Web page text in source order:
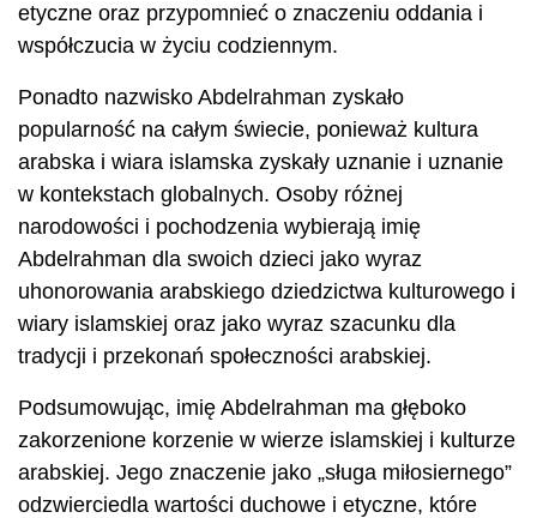
etyczne oraz przypomnieć o znaczeniu oddania i
współczucia w życiu codziennym.
Ponadto nazwisko Abdelrahman zyskało
popularność na całym świecie, ponieważ kultura
arabska i wiara islamska zyskały uznanie i uznanie
w kontekstach globalnych. Osoby różnej
narodowości i pochodzenia wybierają imię
Abdelrahman dla swoich dzieci jako wyraz
uhonorowania arabskiego dziedzictwa kulturowego i
wiary islamskiej oraz jako wyraz szacunku dla
tradycji i przekonań społeczności arabskiej.
Podsumowując, imię Abdelrahman ma głęboko
zakorzenione korzenie w wierze islamskiej i kulturze
arabskiej. Jego znaczenie jako „sługa miłosiernego”
odzwierciedla wartości duchowe i etyczne, które